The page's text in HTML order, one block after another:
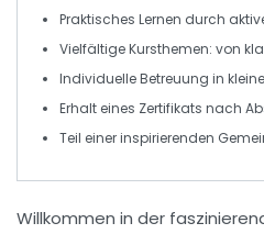
Praktisches Lernen durch
VielfältigeKursthemen: von
Individuelle Betreuung in
Erhalt eines Zertifikats nach
Teil einer inspirierenden
Willkommen in der